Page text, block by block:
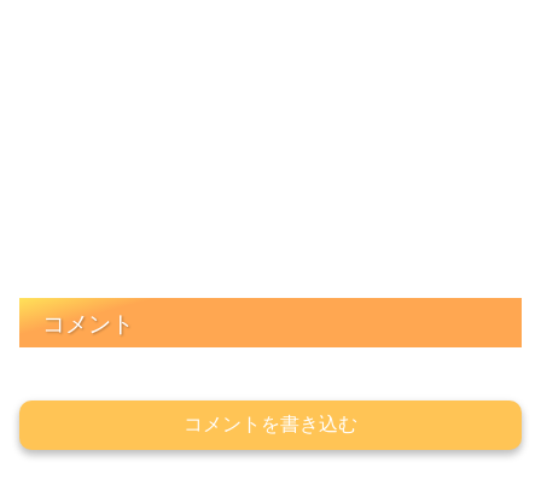
コメント
コメントを書き込む